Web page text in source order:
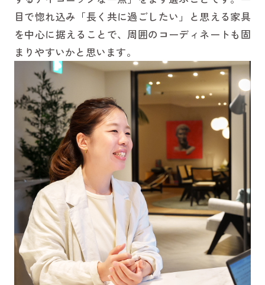
目で惚れ込み「長く共に過ごしたい」と思える家具
を中心に据えることで、周囲のコーディネートも固
まりやすいかと思います。